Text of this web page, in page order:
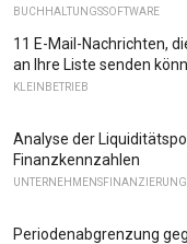
BUCHHALTUNGSSOFTWARE
11 E-Mail-Nachrichten,
an Ihre Liste senden
KLEINBETRIEB
Analyse der
Finanzkennzahlen
UNTERNEHMENSFINANZIERUNG
Periodenabgrenzung